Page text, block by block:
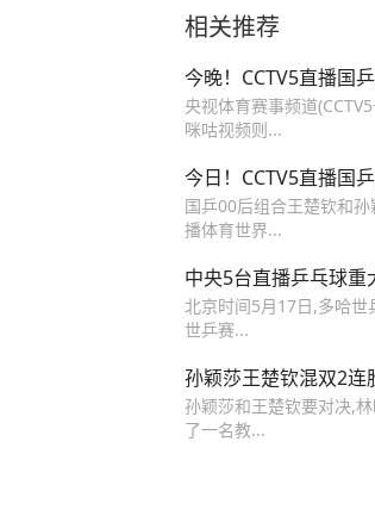
相关推荐
今晚！CCTV5直播国
央视体育赛事频道
咪咕视频则...
今日！CCTV5直播国
国乒00后组合王楚钦和
播体育世界...
中央5台直播乒乓球重
北京时间5月17日,多哈世
世乒赛‬...
孙颖莎王楚钦混双2连
孙颖莎和王楚钦要对决,
了一名教...